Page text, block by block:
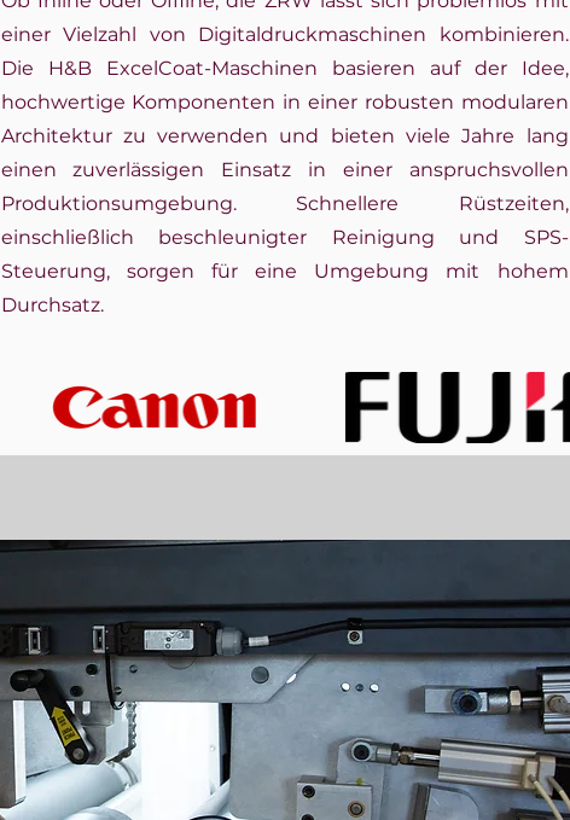
einer Vielzahl von Digitaldruckmaschinen kombinieren.
Die H&B ExcelCoat-Maschinen basieren auf der Idee,
hochwertige Komponenten in einer robusten modularen
Architektur zu verwenden und bieten viele Jahre lang
einen zuverlässigen Einsatz in einer anspruchsvollen
Produktionsumgebung. Schnellere Rüstzeiten,
einschließlich beschleunigter Reinigung und SPS-
Steuerung, sorgen für eine Umgebung mit hohem
Durchsatz.